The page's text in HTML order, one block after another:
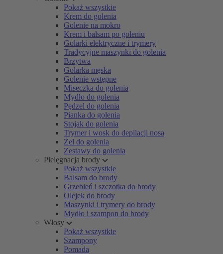
Pokaż wszystkie
Krem do golenia
Golenie na mokro
Krem i balsam po goleniu
Golarki elektryczne i trymery
Tradycyjne maszynki do golenia
Brzytwa
Golarka męska
Golenie wstępne
Miseczka do golenia
Mydło do golenia
Pędzel do golenia
Pianka do golenia
Stojak do golenia
Trymer i wosk do depilacji nosa
Żel do golenia
Zestawy do golenia
Pielęgnacja brody
Pokaż wszystkie
Balsam do brody
Grzebień i szczotka do brody
Olejek do brody
Maszynki i trymery do brody
Mydło i szampon do brody
Włosy
Pokaż wszystkie
Szampony
Pomada